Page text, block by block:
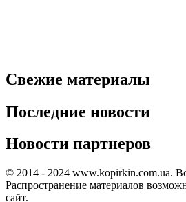
Свежие материалы
Последние новости
Новости партнеров
© 2014 - 2024 www.kopirkin.com.ua.
Распространение материалов
сайт.